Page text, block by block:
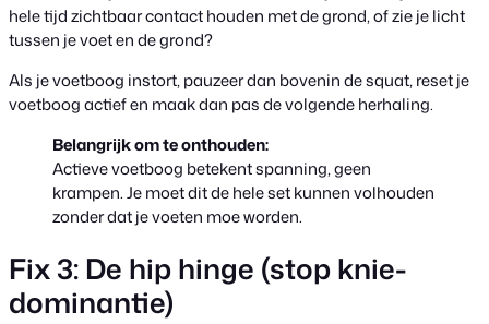
hele tijd zichtbaar contact houden met de grond, of zie je licht
tussen je voet en de grond?
Als je voetboog instort, pauzeer dan bovenin de squat, reset je
voetboog actief en maak dan pas de volgende herhaling.
Belangrijk om te onthouden:
Actieve voetboog betekent spanning, geen
krampen. Je moet dit de hele set kunnen volhouden
zonder dat je voeten moe worden.
Fix 3: De hip hinge (stop knie-
dominantie)